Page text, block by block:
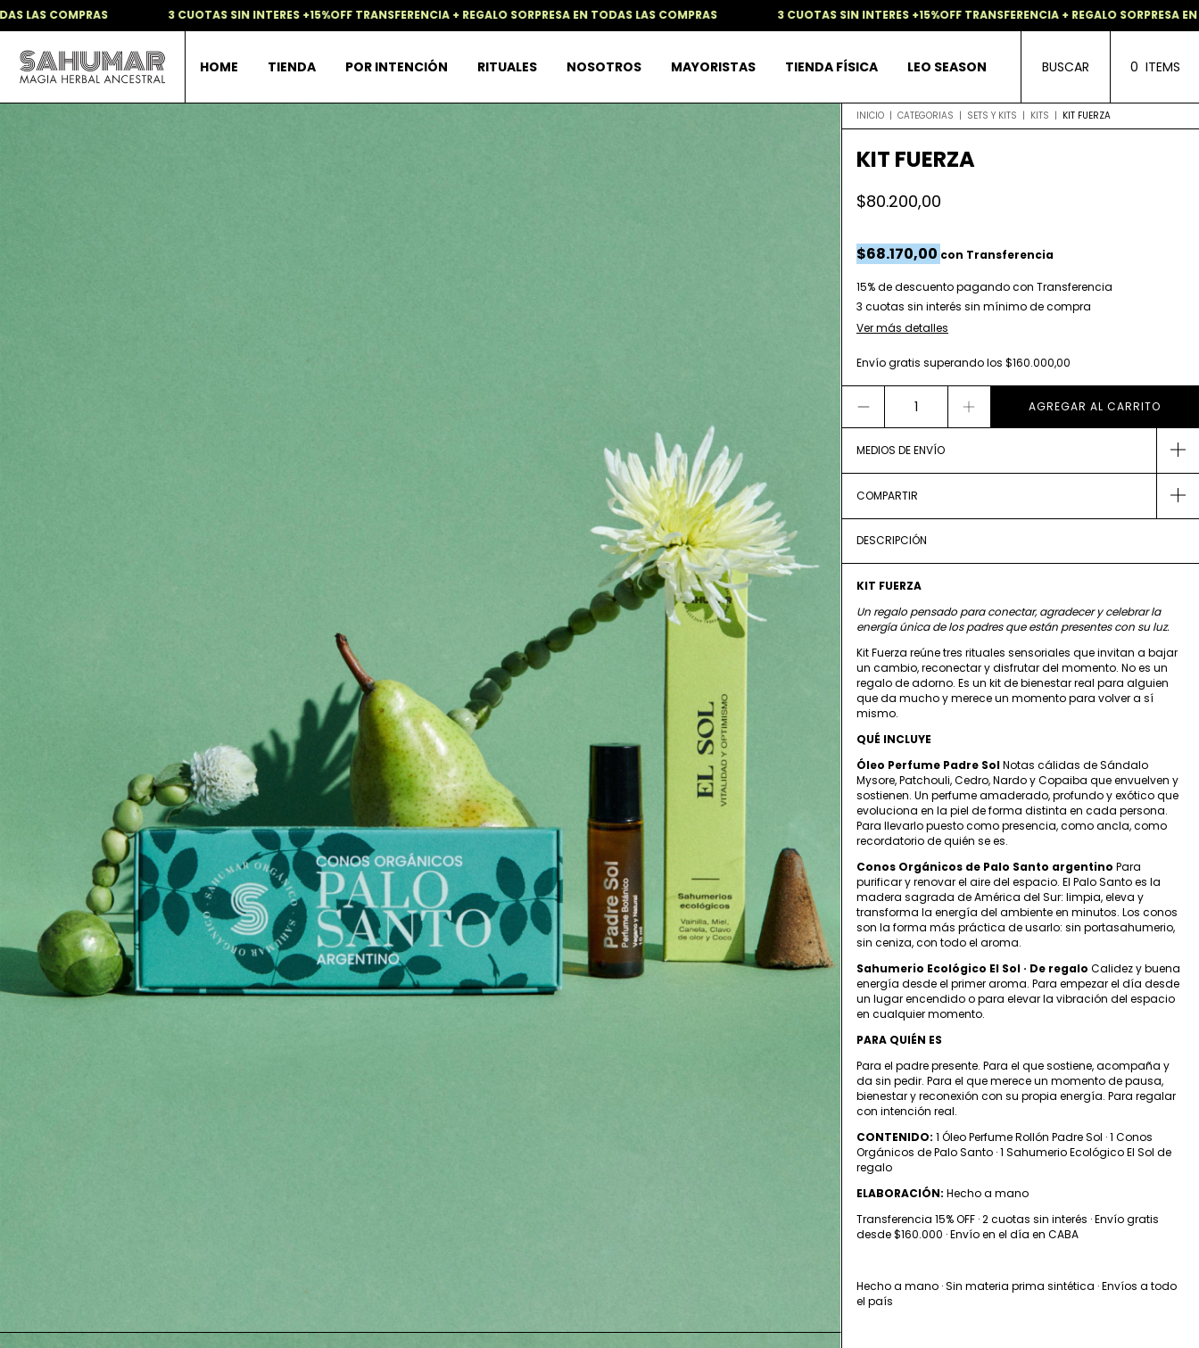
3 CUOTAS SIN INTERES +15%OFF TRANSFERENCIA + REGALO SORPRESA EN TODAS LAS COMPRAS 3 CUOTAS SIN INTERES +15%OFF TRANSFERENCIA + REGALO SORPRESA EN TODAS LAS COMPRAS
HOME TIENDA POR INTENCIÓN RITUALES NOSOTROS MAYORISTAS TIENDA FÍSICA LEO SEASON BUSCAR 0 ITEMS
INICIO | CATEGORIAS | SETS Y KITS | KITS | KIT FUERZA
KIT FUERZA
$80.200,00
$68.170,00 con Transferencia
15% de descuentopagando con Transferencia
Ver más detalles
Envío gratis superando los $160.000,00
MEDIOS DE ENVÍO
COMPARTIR
DESCRIPCIÓN
KIT FUERZA
Un regalo pensado para conectar, agradecer y celebrar la
energía única de los padres que están presentes con su luz.
Kit Fuerza reúne tres rituales sensoriales que invitan a bajar
un cambio, reconectar y disfrutar del momento. No es un
regalo de adorno. Es un kit de bienestar real para alguien
que da mucho y merece un momento para volver a sí
mismo.
QUÉ INCLUYE
Óleo Perfume Padre SolNotas cálidas de Sándalo
Mysore, Patchouli, Cedro, Nardo y Copaiba que envuelven y
sostienen. Un perfume amaderado, profundo y exótico que
evoluciona en la piel de forma distinta en cada persona.
Para llevarlo puesto como presencia, como ancla, como
recordatorio de quién se es.
Conos Orgánicos de Palo Santo argentino Para
purificar y renovar el aire del espacio. El Palo Santo es la
madera sagrada de América del Sur: limpia, eleva y
transforma la energía del ambiente en minutos. Los conos
son la forma más práctica de usarlo: sin portasahumerio,
sin ceniza, con todo el aroma.
Sahumerio Ecológico El Sol · De regalo Calidez y buena
energía desde el primer aroma. Para empezar el día desde
un lugar encendido o para elevar la vibración del espacio
en cualquier momento.
PARA QUIÉN ES
Para el padre presente. Para el que sostiene, acompaña y
da sin pedir. Para el que merece un momento de pausa,
bienestar y reconexión con su propia energía. Para regalar
con intención real.
CONTENIDO: 1 Óleo Perfume Rollón Padre Sol · 1 Conos
Orgánicos de Palo Santo · 1 Sahumerio Ecológico El Sol de
regalo
ELABORACIÓN: Hecho a mano
Transferencia 15% OFF · 2 cuotas sin interés · Envío gratis
desde $160.000 · Envío en el día en CABA
Hecho a mano · Sin materia prima sintética · Envíos a todo
el país